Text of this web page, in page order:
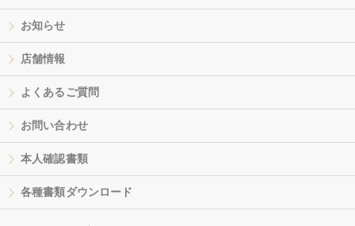
お知らせ
店舗情報
よくあるご質問
お問い合わせ
本人確認書類
各種書類ダウンロード